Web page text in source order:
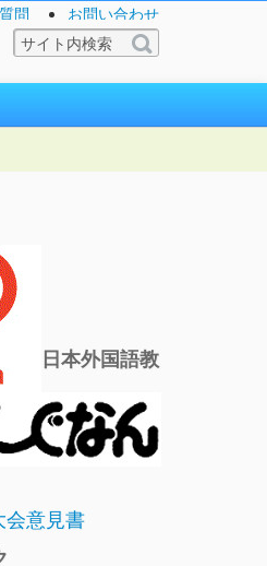
問 お問い合わせ
日本外国語教
会意見書